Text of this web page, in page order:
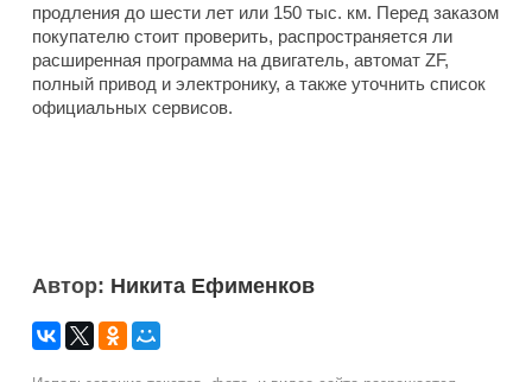
продления до шести лет или 150 тыс. км. Перед заказом
покупателю стоит проверить, распространяется ли
расширенная программа на двигатель, автомат ZF,
полный привод и электронику, а также уточнить список
официальных сервисов.
Автор: Никита Ефименков